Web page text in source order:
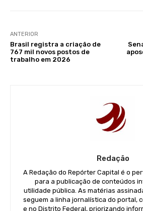
ANTERIOR
Brasil registra a criação de
767 mil novos postos de
trabalho em 2026
Redação
A Redação do Repórter Capital é o
para a publicação de conteúdos
utilidade pública. As matérias
seguem a linha jornalística do portal,
e no Distrito Federal, priorizando